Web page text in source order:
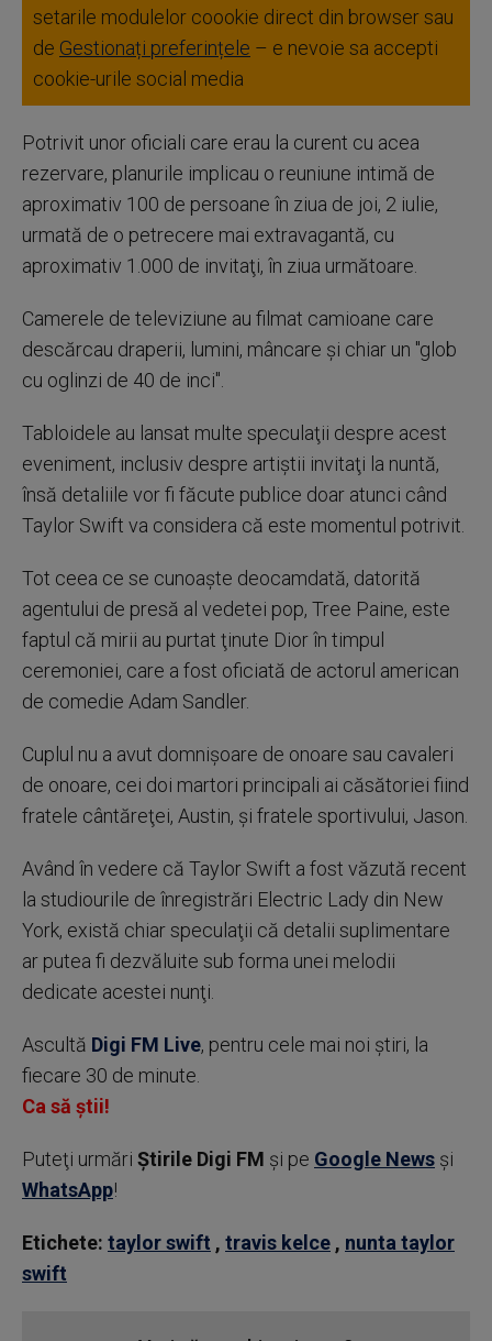
setarile modulelor coookie direct din browser sau
de Gestionați preferințele – e nevoie sa accepti
cookie-urile social media
Potrivit unor oficiali care erau la curent cu acea
rezervare, planurile implicau o reuniune intimă de
aproximativ 100 de persoane în ziua de joi, 2 iulie,
urmată de o petrecere mai extravagantă, cu
aproximativ 1.000 de invitaţi, în ziua următoare.
Camerele de televiziune au filmat camioane care
descărcau draperii, lumini, mâncare şi chiar un "glob
cu oglinzi de 40 de inci".
Tabloidele au lansat multe speculaţii despre acest
eveniment, inclusiv despre artiştii invitaţi la nuntă,
însă detaliile vor fi făcute publice doar atunci când
Taylor Swift va considera că este momentul potrivit.
Tot ceea ce se cunoaşte deocamdată, datorită
agentului de presă al vedetei pop, Tree Paine, este
faptul că mirii au purtat ţinute Dior în timpul
ceremoniei, care a fost oficiată de actorul american
de comedie Adam Sandler.
Cuplul nu a avut domnişoare de onoare sau cavaleri
de onoare, cei doi martori principali ai căsătoriei fiind
fratele cântăreţei, Austin, şi fratele sportivului, Jason.
Având în vedere că Taylor Swift a fost văzută recent
la studiourile de înregistrări Electric Lady din New
York, există chiar speculaţii că detalii suplimentare
ar putea fi dezvăluite sub forma unei melodii
dedicate acestei nunţi.
Ascultă Digi FM Live, pentru cele mai noi știri, la
fiecare 30 de minute.
Ca să știi!
Puteţi urmări Știrile Digi FM şi pe Google News şi
WhatsApp!
Etichete: taylor swift , travis kelce , nunta taylor
swift